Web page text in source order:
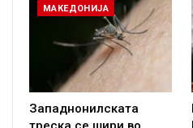
МАКЕДОНИЈА
Западнонилската